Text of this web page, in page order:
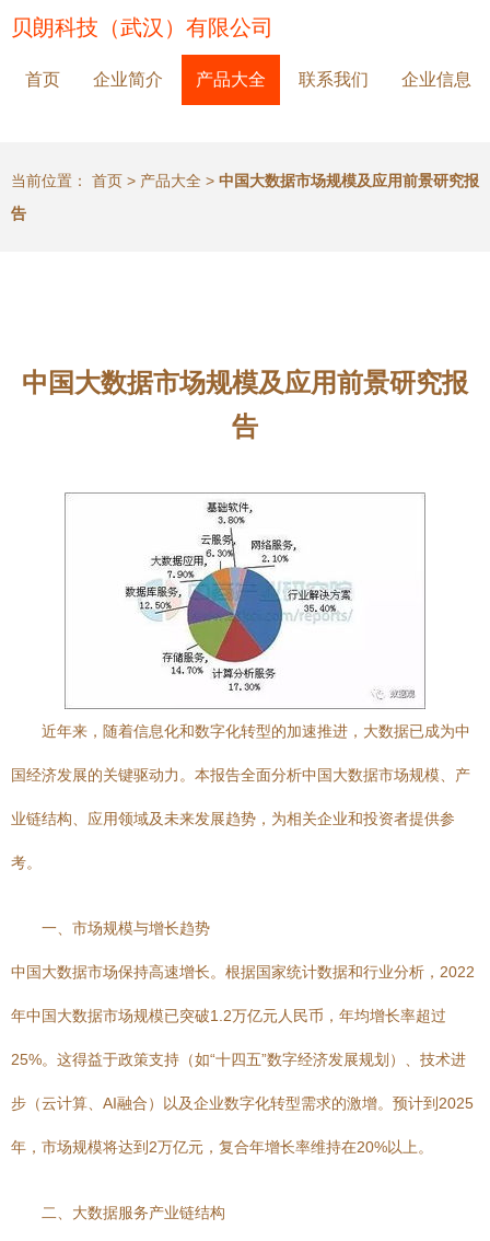
贝朗科技（武汉）有限公司
首页 企业简介 产品大全 联系我们 企业信息
当前位置： 首页 > 产品大全 > 中国大数据市场规模及应用前景研究报
告
中国大数据市场规模及应用前景研究报
告
近年来，随着信息化和数字化转型的加速推进，大数据已成为中
国经济发展的关键驱动力。本报告全面分析中国大数据市场规模、产
业链结构、应用领域及未来发展趋势，为相关企业和投资者提供参
考。
一、市场规模与增长趋势
中国大数据市场保持高速增长。根据国家统计数据和行业分析，2022
年中国大数据市场规模已突破1.2万亿元人民币，年均增长率超过
25%。这得益于政策支持（如“十四五”数字经济发展规划）、技术进
步（云计算、AI融合）以及企业数字化转型需求的激增。预计到2025
年，市场规模将达到2万亿元，复合年增长率维持在20%以上。
二、大数据服务产业链结构